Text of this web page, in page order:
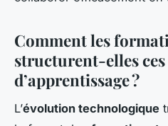
Comment les
structurent-elles
d’apprentissage ?
L’évolution technologique